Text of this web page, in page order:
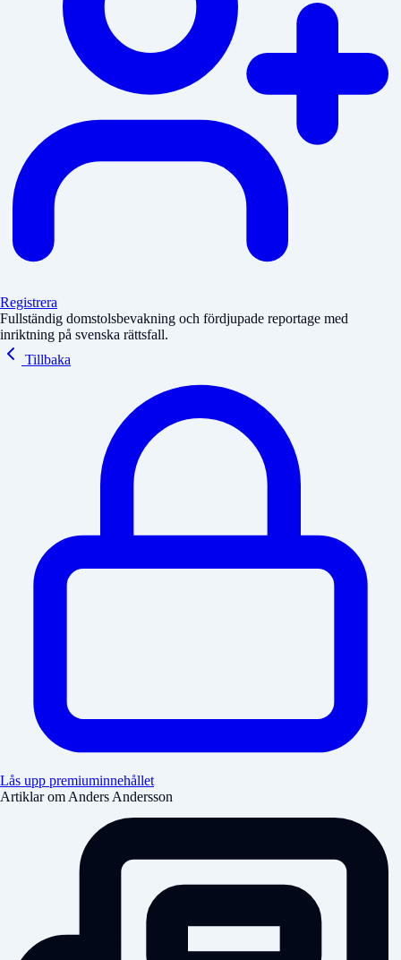
Registrera
Fullständig domstolsbevakning och fördjupade reportage med
inriktning på svenska rättsfall.
Tillbaka
Lås upp premiuminnehållet
Artiklar om Anders Andersson